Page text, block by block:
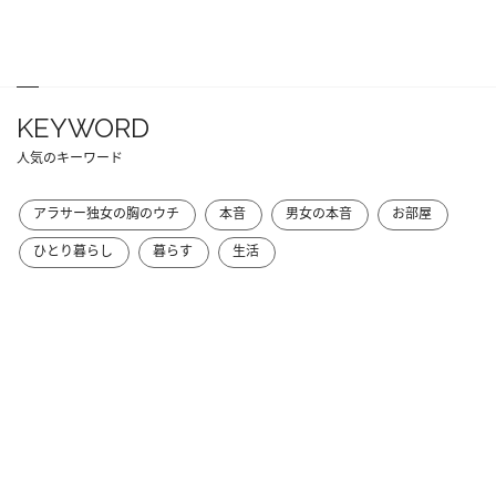
KEYWORD
人気のキーワード
アラサー独女の胸のウチ 本音 男女の本音
お部屋
ひとり暮らし
暮らす 生活